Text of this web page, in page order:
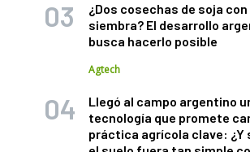
¿Dos cosechas de soja
siembra? El desarrollo
busca hacerlo posible
Agtech
Llegó al campo argentino
tecnología que promete
práctica agrícola clave: ¿Y